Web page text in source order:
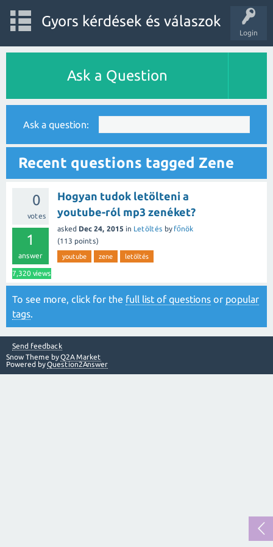
Login
Gyors kérdések és válaszok
Ask a Question
Ask a question:
Recent questions tagged Zene
0
votes
1
answer
7,320 views
Hogyan tudok letölteni a
youtube-ról mp3 zenéket?
asked Dec 24, 2015 in Letöltés by főnök
(113 points)
youtube zene letöltés
To see more, click for the full list of questions or popular
tags.
Send feedback
Snow Theme byQ2A Market
Powered byQuestion2Answer